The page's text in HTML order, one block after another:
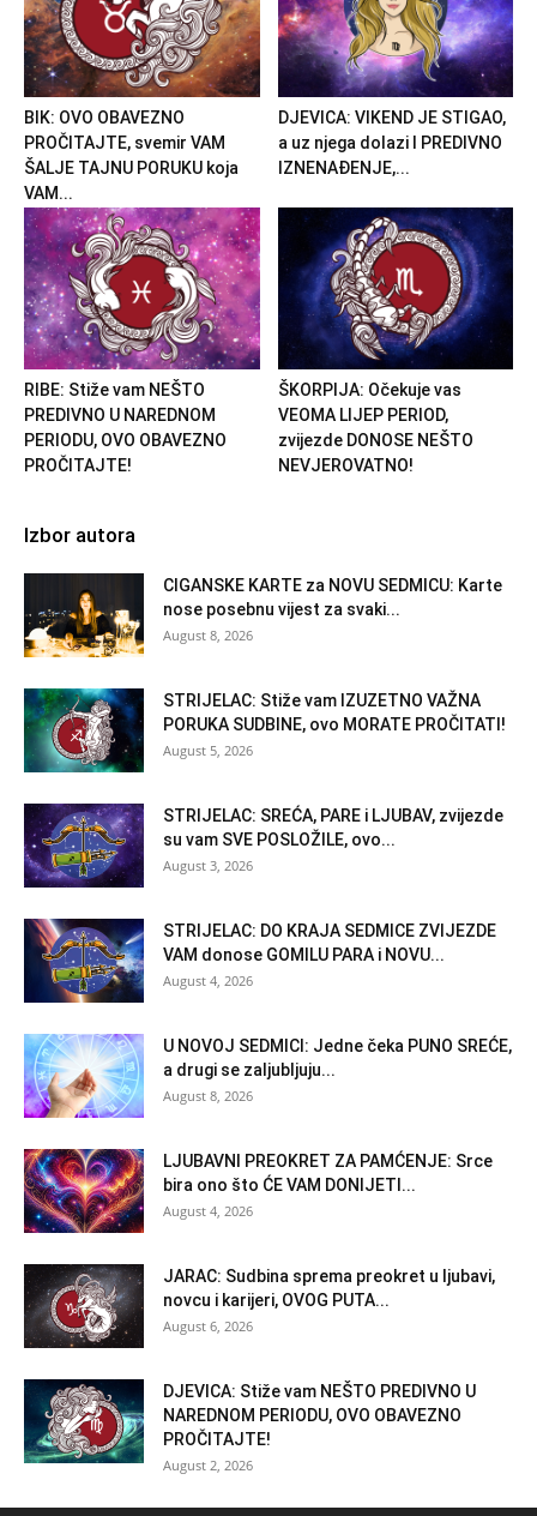
BIK: OVO OBAVEZNO
PROČITAJTE, svemir VAM
ŠALJE TAJNU PORUKU koja
VAM...
DJEVICA: VIKEND JE STIGAO,
a uz njega dolazi I PREDIVNO
IZNENAĐENJE,...
RIBE: Stiže vam NEŠTO
PREDIVNO U NAREDNOM
PERIODU, OVO OBAVEZNO
PROČITAJTE!
ŠKORPIJA: Očekuje vas
VEOMA LIJEP PERIOD,
zvijezde DONOSE NEŠTO
NEVJEROVATNO!
Izbor autora
CIGANSKE KARTE za NOVU SEDMICU: Karte
nose posebnu vijest za svaki...
August 8, 2026
STRIJELAC: Stiže vam IZUZETNO VAŽNA
PORUKA SUDBINE, ovo MORATE PROČITATI!
August 5, 2026
STRIJELAC: SREĆA, PARE i LJUBAV, zvijezde
su vam SVE POSLOŽILE, ovo...
August 3, 2026
STRIJELAC: DO KRAJA SEDMICE ZVIJEZDE
VAM donose GOMILU PARA i NOVU...
August 4, 2026
U NOVOJ SEDMICI: Jedne čeka PUNO SREĆE,
a drugi se zaljubljuju...
August 8, 2026
LJUBAVNI PREOKRET ZA PAMĆENJE: Srce
bira ono što ĆE VAM DONIJETI...
August 4, 2026
JARAC: Sudbina sprema preokret u ljubavi,
novcu i karijeri, OVOG PUTA...
August 6, 2026
DJEVICA: Stiže vam NEŠTO PREDIVNO U
NAREDNOM PERIODU, OVO OBAVEZNO
PROČITAJTE!
August 2, 2026